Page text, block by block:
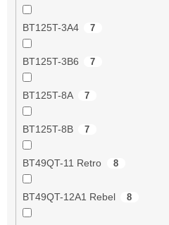
BT125T-3A4 7
BT125T-3B6 7
BT125T-8A 7
BT125T-8B 7
BT49QT-11 Retro 8
BT49QT-12A1 Rebel 8